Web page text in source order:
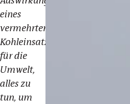
eines
vermehrten
Kohleinsatzes
für die
Umwelt,
alles zu
tun, um